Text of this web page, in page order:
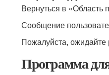
Вернуться в «Область
Сообщение
Пожалуйста, ожидайте
Программа